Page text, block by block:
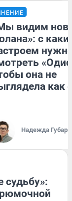
видим
с
она не
как
Надежда Губарь
судьбу»:
рюмочной